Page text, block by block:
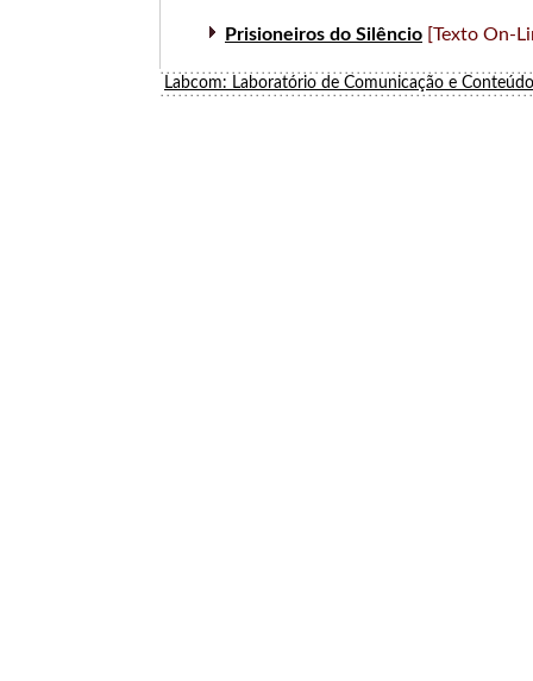
Prisioneiros do Silêncio [Texto On-
Labcom: Laboratório de Comunicação e